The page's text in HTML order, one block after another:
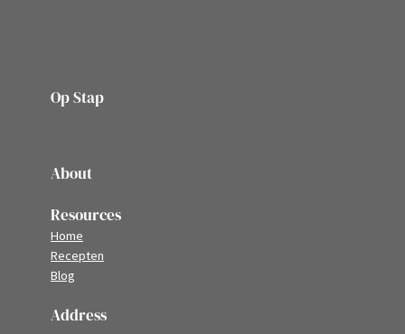
Op Stap
About
Resources
Home
Recepten
Blog
Address